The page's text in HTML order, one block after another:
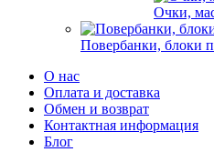
Очки,
Повербанки, блоки
О нас
Оплата и доставка
Обмен и возврат
Контактная информация
Блог